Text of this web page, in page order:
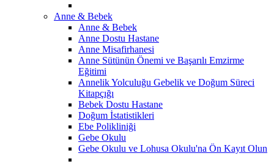
Anne & Bebek
Anne & Bebek
Anne Dostu Hastane
Anne Misafirhanesi
Anne Sütünün Önemi ve Başarılı Emzirme
Eğitimi
Annelik Yolculuğu Gebelik ve Doğum Süreci
Kitapçığı
Bebek Dostu Hastane
Doğum İstatistikleri
Ebe Polikliniği
Gebe Okulu
Gebe Okulu ve Lohusa Okulu'na Ön Kayıt Olun